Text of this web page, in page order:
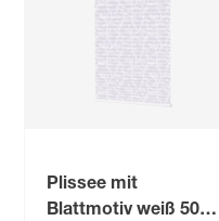
Plissee mit
Blattmotiv weiß 50 x